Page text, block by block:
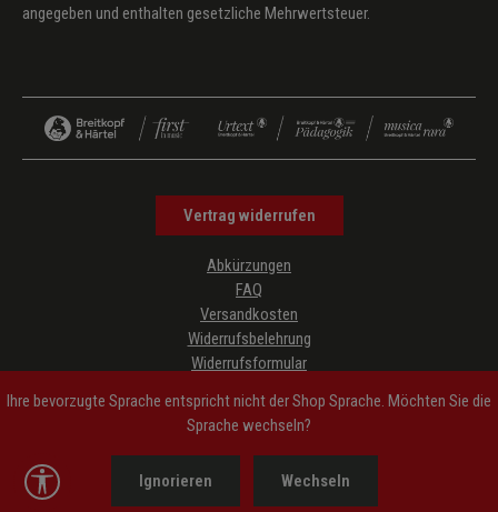
angegeben und enthalten gesetzliche Mehrwertsteuer.
Vertrag widerrufen
Abkürzungen
FAQ
Versandkosten
Widerrufsbelehrung
Widerrufsformular
AGB
Impressum
Hinweise zur Barrierefreiheit
Cookie-Einstellungen
Ihre bevorzugte Sprache entspricht nicht der Shop Sprache. Möchten Sie die
Sprache wechseln?
Ignorieren Wechseln
Werkzeugleiste anzeigen